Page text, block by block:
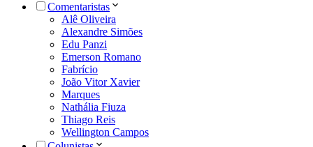
Comentaristas
Alê Oliveira
Alexandre Simões
Edu Panzi
Emerson Romano
Fabrício
João Vitor Xavier
Marques
Nathália Fiuza
Thiago Reis
Wellington Campos